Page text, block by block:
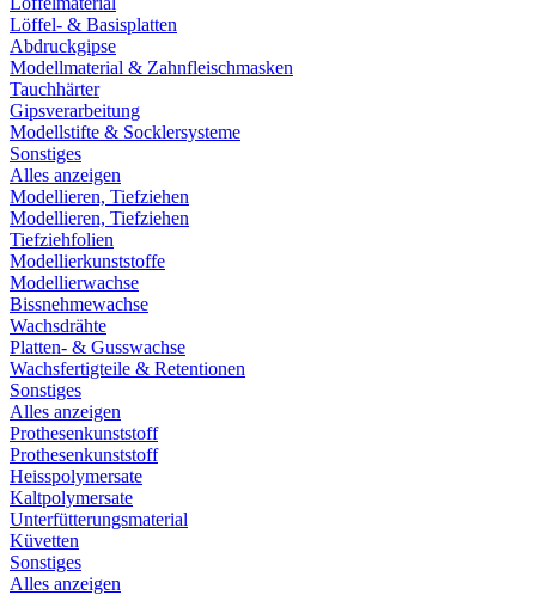
Löffel- & Basisplatten
Abdruckgipse
Modellmaterial & Zahnfleischmasken
Tauchhärter
Gipsverarbeitung
Modellstifte & Socklersysteme
Sonstiges
Alles anzeigen
Modellieren, Tiefziehen
Modellieren, Tiefziehen
Tiefziehfolien
Modellierkunststoffe
Modellierwachse
Bissnehmewachse
Wachsdrähte
Platten- & Gusswachse
Wachsfertigteile & Retentionen
Sonstiges
Alles anzeigen
Prothesenkunststoff
Prothesenkunststoff
Heisspolymersate
Kaltpolymersate
Unterfütterungsmaterial
Küvetten
Sonstiges
Alles anzeigen